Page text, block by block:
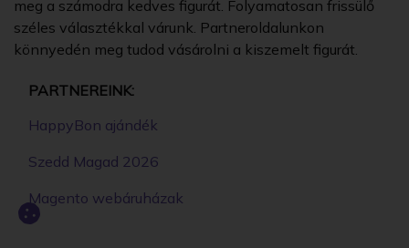
meg a számodra kedves figurát. Folyamatosan frissülő
széles választékkal várunk. Partneroldalunkon
könnyedén meg tudod vásárolni a kiszemelt figurát.
PARTNEREINK:
HappyBon ajándék
Szedd Magad 2026
Magento webáruházak